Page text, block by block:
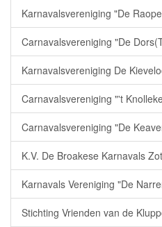
Karnavalsvereniging "De
Carnavalsvereniging "De
Karnavalsvereniging De
Carnavalsvereniging "'t
Carnavalsvereniging "De
K.V. De Broakese Karnavals
Karnavals Vereniging "De
Stichting Vrienden van de